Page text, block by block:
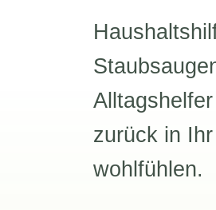
zurück in
wohlfühlen.